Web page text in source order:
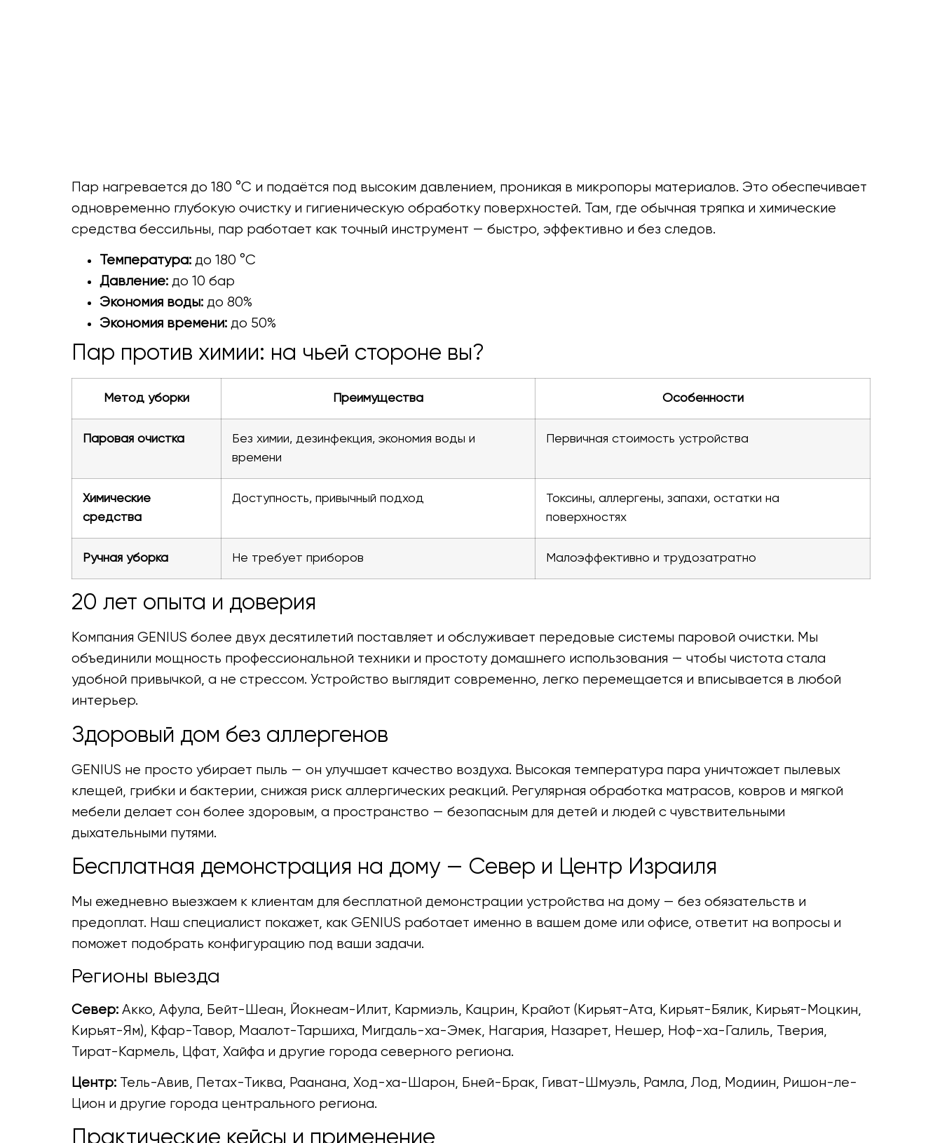
Пар нагревается до 180 °C и подаётся под высоким давлением, проникая в микропоры материалов. Это обеспечивает
одновременно глубокую очистку и гигиеническую обработку поверхностей. Там, где обычная тряпка и химические
средства бессильны, пар работает как точный инструмент — быстро, эффективно и без следов.
Температура: до 180 °C
Давление: до 10 бар
Экономия воды: до 80%
Экономия времени: до 50%
Пар против химии: на чьей стороне вы?
Метод уборки Преимущества Особенности
Паровая очистка
Без химии, дезинфекция, экономия воды и
времени
Первичная стоимость устройства
Химические
средства
Доступность, привычный подход
Токсины, аллергены, запахи, остатки на
поверхностях
Ручная уборка Не требует приборов Малоэффективно и трудозатратно
20 лет опыта и доверия
Компания GENIUS более двух десятилетий поставляет и обслуживает передовые системы паровой очистки. Мы
объединили мощность профессиональной техники и простоту домашнего использования — чтобы чистота стала
удобной привычкой, а не стрессом. Устройство выглядит современно, легко перемещается и вписывается в любой
интерьер.
Здоровый дом без аллергенов
GENIUS не просто убирает пыль — он улучшает качество воздуха. Высокая температура пара уничтожает пылевых
клещей, грибки и бактерии, снижая риск аллергических реакций. Регулярная обработка матрасов, ковров и мягкой
мебели делает сон более здоровым, а пространство — безопасным для детей и людей с чувствительными
дыхательными путями.
Бесплатная демонстрация на дому — Север и Центр Израиля
Мы ежедневно выезжаем к клиентам для бесплатной демонстрации устройства на дому — без обязательств и
предоплат. Наш специалист покажет, как GENIUS работает именно в вашем доме или офисе, ответит на вопросы и
поможет подобрать конфигурацию под ваши задачи.
Регионы выезда
Север: Акко, Афула, Бейт-Шеан, Йокнеам-Илит, Кармиэль, Кацрин, Крайот (Кирьят-Ата, Кирьят-Бялик, Кирьят-Моцкин,
Кирьят-Ям), Кфар-Тавор, Маалот-Таршиха, Мигдаль-ха-Эмек, Нагария, Назарет, Нешер, Ноф-ха-Галиль, Тверия,
Тират-Кармель, Цфат, Хайфа и другие города северного региона.
Центр: Тель-Авив, Петах-Тиква, Раанана, Ход-ха-Шарон, Бней-Брак, Гиват-Шмуэль, Рамла, Лод, Модиин, Ришон-ле-
Цион и другие города центрального региона.
Практические кейсы и применение